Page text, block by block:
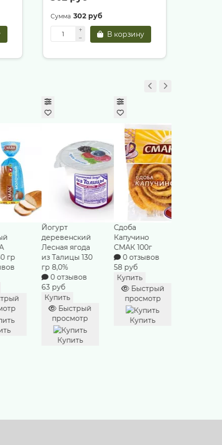
302 руб
В корзину
130
Сдоба
Капучино
СМАК 100г
0 отзывов
58 руб
Купить
Быстрый
просмотр
Купить
Майонез
Провансаль
ЕЖК 386гр 67%
0 отзывов
151 руб
Купить
Быстрый
просмотр
Купить